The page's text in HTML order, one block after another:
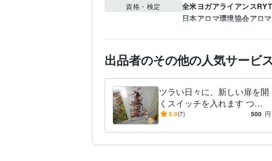
資格・検定 全米ヨガアライアンス
日本アロマ環境協会アロ
出品者のその他の人気サービ
ツラい日々に、新しい扉を開
くスイッチを入れます つい
頑張りすぎてしまい、日々の
5.0(7) 500 円